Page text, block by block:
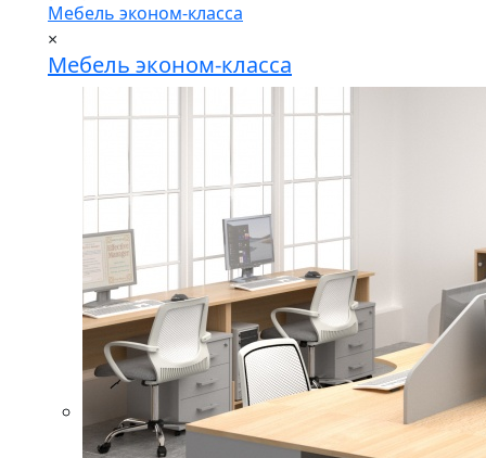
Мебель эконом-класса
×
Мебель эконом-класса